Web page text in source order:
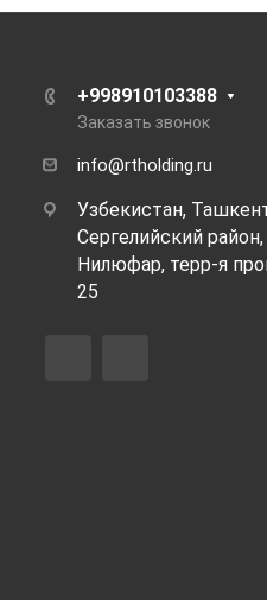
+998910103388
Заказать звонок
info@rtholding.ru
Узбекистан,
Сергелийский район,
Нилюфар, терр-я
25